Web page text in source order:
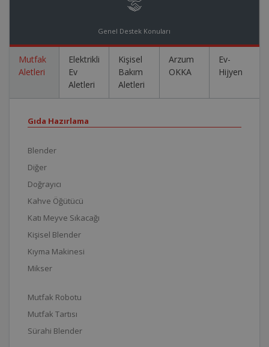
Genel Destek Konuları
Mutfak
Aletleri
Elektrikli
Ev
Aletleri
Kişisel
Bakım
Aletleri
Arzum
OKKA
Ev-
Hijyen
Gıda Hazırlama
Blender
Diğer
Doğrayıcı
Kahve Öğütücü
Katı Meyve Sıkacağı
Kişisel Blender
Kıyma Makinesi
Mikser
Mutfak Robotu
Mutfak Tartısı
Sürahi Blender